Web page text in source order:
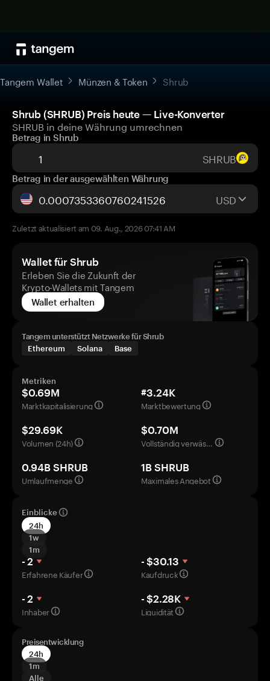
Tangem Wallet Münzen & Token Shrub
Shrub (SHRUB) Preis heute — Live-Konverter
SHRUB in deine Währung umrechnen
Betrag in Shrub
SHRUB
Betrag in der ausgewählten Währung
USD
Zuletzt aktualisiert am 09. Aug., 2026 07:41 AM
Wallet für Shrub
Erleben Sie die Zukunft der
Krypto-Wallets mit Tangem
Wallet erhalten
Tangem unterstützt Netzwerke für Shrub
Ethereum
Solana Base
Metriken
$0.69M
Marktkapitalisierung
#3.24K
Marktbewertung
$29.69K
Volumen (24h)
$0.70M
Vollständig verwässerte Bewertung
0.94B SHRUB
Umlaufmenge
1B SHRUB
Maximales Angebot
Einblicke
24h
1w
1m
- 2
Erfahrene Käufer
- $30.13
Kaufdruck
- 2
Inhaber
- $2.28K
Liquidität
Preisentwicklung
24h
1m
Alle